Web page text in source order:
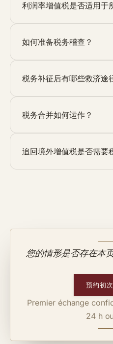
利润率增值税是否适用于
如何准备税务稽查？
税务补征后有哪些救济途
税务合并如何运作？
追回境外增值税是否需要
您的情形是否存在本
预约初
Premier échange
24 h